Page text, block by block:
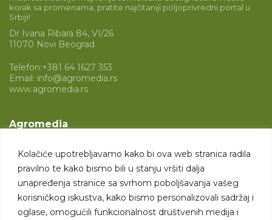
Kolačiće upotrebljavamo kako bi ova web stranica radila
pravilno te kako bismo bili u stanju vršiti dalja
unapređenja stranice sa svrhom poboljšavanja vašeg
korisničkog iskustva, kako bismo personalizovali sadržaj i
oglase, omogućili funkcionalnost društvenih medija i
korak sa promenama, pratite najčitaniji poljoprivredni portal u
Srbiji!
Dr Ivana Ribara 84, VI/26
11070 Novi Beograd
Telefon:+381 64 1627 353
Email: info@agromedia.rs
www.agromedia.rs
Agromedia
Svet poljoprivrede
Marketing usluge
Tražimo saradnike